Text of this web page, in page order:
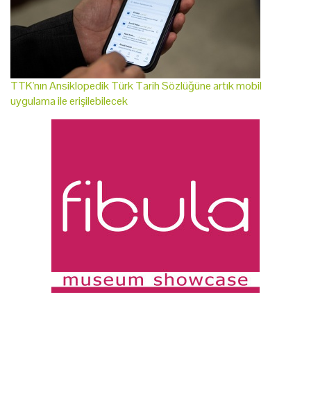
TTK'nın Ansiklopedik Türk Tarih Sözlüğüne artık mobil
uygulama ile erişilebilecek